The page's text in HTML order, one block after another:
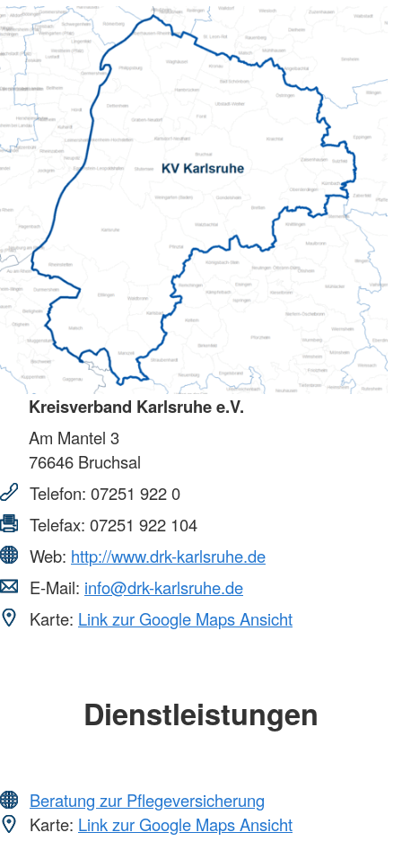
Kreisverband Karlsruhe e.V.
Am Mantel 3
76646 Bruchsal
Telefon: 07251 922 0
Telefax: 07251 922 104
Web: http://www.drk-karlsruhe.de
E-Mail: info@drk-karlsruhe.de
Karte: Link zur Google Maps Ansicht
Dienstleistungen
Beratung zur Pflegeversicherung
Karte: Link zur Google Maps Ansicht